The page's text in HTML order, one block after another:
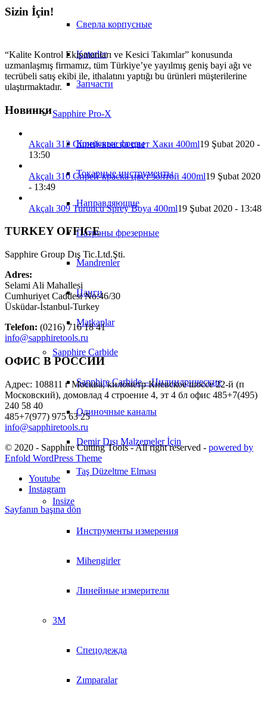
Сверла корпусные
Katerler
Запчасти
Sapphire Pro-X
Концевые фрезы
Токарные инструменты
Направляющие
Патроны фрезерные
Mandrenler
Цанги
Matkaplar
Sapphire Carbide
Sapphire Carbide – Цилиндрические
Одиночные каналы
Demir Dışı Malzemeler İçin
Taş Düzeltme Elması
Insize
Инструменты измерения
Mihengirler
Линейные измерители
3M
Спецодежда
Zımparalar
Sizin İçin!
“Kalite Kontrol Ekipmanları ve Kesici Takımlar” konusunda
uzmanlaşmış firmamız, tüm Türkiye’ye yayılmış geniş bayi ağı ve
tecrübeli satış ekibi ile, ithalatını yaptığı bu ürünleri müşterilerine
ulaştırmaktadır.
Новинки
Akçalı 312 Спрей-краска цвет Хаки 400ml19 Şubat 2020 -
13:50
Akçalı 310 Спрей-краска цвет золтой 400ml19 Şubat 2020
- 13:49
Akçalı 309 Turuncu Sprey Boya 400ml19 Şubat 2020 - 13:48
TURKEY OFFICE
Sapphire Group Dış Tic.Ltd.Şti.
Adres:
Selami Ali Mahallesi
Cumhuriyet Caddesi No:46/30
Üsküdar-İstanbul-Turkey
Telefon: (0216) 716 18 41
info@sapphiretools.ru
ОФИС В РОССИИ
Адрес: 108811 г Москва, километр Киевское шоссе 22-й (п
Московский), домовлад 4 строение 4, эт 4 бл офис 485+7(495)
240 58 40
485+7(977) 975 63 25
info@sapphiretools.ru
© 2020 - Sapphire Cutting Tools - All right reserved - powered by
Enfold WordPress Theme
Youtube
Instagram
Sayfanın başına dön